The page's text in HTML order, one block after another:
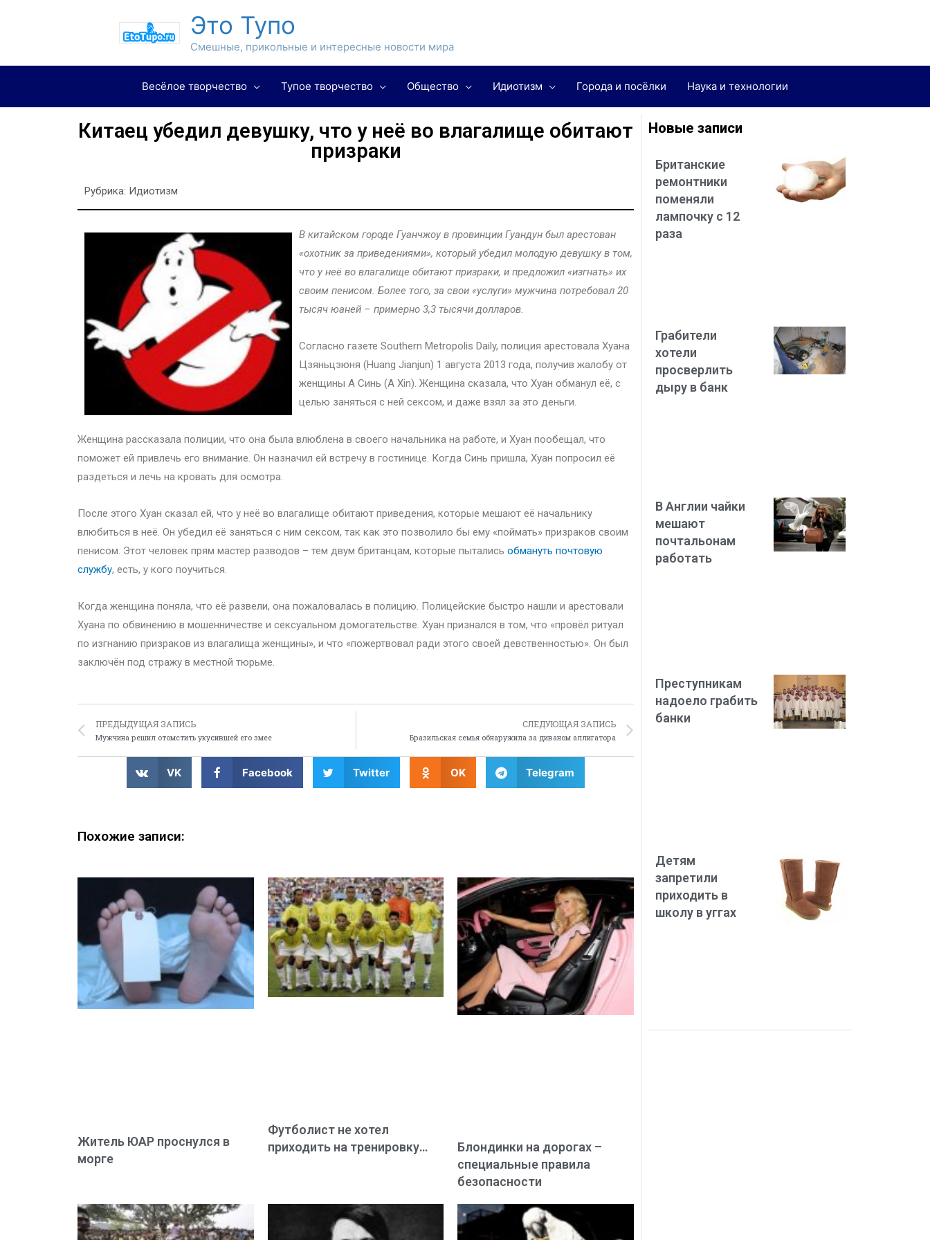
Это Тупо
Смешные, прикольные и интересные новости мира
Весёлое творчество Тупое творчество Общество Идиотизм Города и посёлки Наука и технологии
Китаец убедил девушку, что у неё во влагалище обитают
призраки
Рубрика: Идиотизм
В китайском городе Гуанчжоу в провинции Гуандун был арестован
«охотник за приведениями», который убедил молодую девушку в том,
что у неё во влагалище обитают призраки, и предложил «изгнать» их
своим пенисом. Более того, за свои «услуги» мужчина потребовал 20
тысяч юаней – примерно 3,3 тысячи долларов.
Согласно газете Southern Metropolis Daily, полиция арестовала Хуана
Цзяньцзюня (Huang Jianjun) 1 августа 2013 года, получив жалобу от
женщины А Синь (A Xin). Женщина сказала, что Хуан обманул её, с
целью заняться с ней сексом, и даже взял за это деньги.
Женщина рассказала полиции, что она была влюблена в своего начальника на работе, и Хуан пообещал, что
поможет ей привлечь его внимание. Он назначил ей встречу в гостинице. Когда Синь пришла, Хуан попросил её
раздеться и лечь на кровать для осмотра.
После этого Хуан сказал ей, что у неё во влагалище обитают приведения, которые мешают её начальнику
влюбиться в неё. Он убедил её заняться с ним сексом, так как это позволило бы ему «поймать» призраков своим
пенисом. Этот человек прям мастер разводов – тем двум британцам, которые пытались обмануть почтовую
службу, есть, у кого поучиться.
Когда женщина поняла, что её развели, она пожаловалась в полицию. Полицейские быстро нашли и арестовали
Хуана по обвинению в мошенничестве и сексуальном домогательстве. Хуан признался в том, что «провёл ритуал
по изгнанию призраков из влагалища женщины», и что «пожертвовал ради этого своей девственностью». Он был
заключён под стражу в местной тюрьме.
ПРЕДЫДУЩАЯ ЗАПИСЬ
Мужчина решил отомстить укусившей его змее
СЛЕДУЮЩАЯ ЗАПИСЬ
Бразильская семья обнаружила за диваном аллигатора
VK Facebook Twitter OK Telegram
Похожие записи:
Житель ЮАР проснулся в
морге
Футболист не хотел
приходить на тренировку…
Блондинки на дорогах –
специальные правила
безопасности
Новые записи
Британские
ремонтники
поменяли
лампочку с 12
раза
Грабители
хотели
просверлить
дыру в банк
В Англии чайки
мешают
почтальонам
работать
Преступникам
надоело грабить
банки
Детям
запретили
приходить в
школу в уггах